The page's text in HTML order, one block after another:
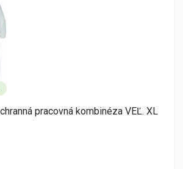
pracovná kombinéza VEĽ. XL